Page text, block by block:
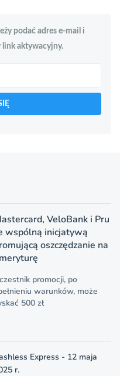
podać adres e-mail i
aktywacyjny.
VeloBank i Pru
wspólną inicjatywą
oszczędzanie na
promocji, po
warunków, może
500 zł
Express - 12 maja
r.